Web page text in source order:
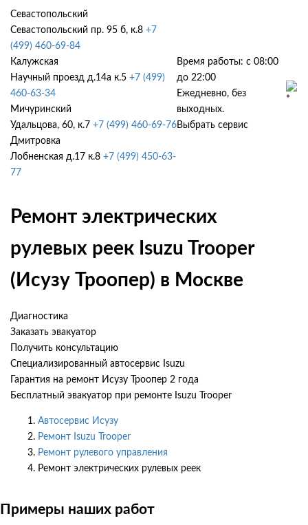
Севастопольский
Севастопольский пр. 95 б, к.8 +7
(499) 460-69-84
Калужская
Научный проезд д.14а к.5 +7 (499)
460-63-34
Мичуринский
Удальцова, 60, к.7 +7 (499) 460-69-76
Дмитровка
Лобненская д.17 к.8 +7 (499) 450-63-
77
Время работы: с 08:00
до 22:00
Ежедневно, без
выходных.
Выбрать сервис
Ремонт электрических
рулевых реек Isuzu Trooper
(Исузу Троопер) в Москве
Диагностика
Заказать эвакуатор
Получить консультацию
Специализированный автосервис Isuzu
Гарантия на ремонт Исузу Троопер 2 года
Бесплатный эвакуатор при ремонте Isuzu Trooper
Автосервис Исузу
Ремонт Isuzu Trooper
Ремонт рулевого управления
Ремонт электрических рулевых реек
Примеры наших работ